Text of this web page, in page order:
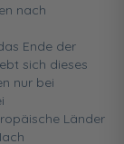
nach
Ende der
sich dieses
nur bei
Länder